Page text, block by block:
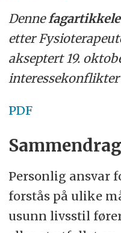
Denne
etter
akseptert 19.
PDF
Sammendrag
Personlig ansvar
forstås på ulike
usunn livsstil